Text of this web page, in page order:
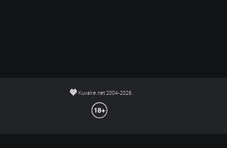
© Kuvake.net 2004-2026.